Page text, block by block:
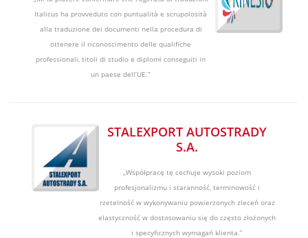
Italicus ha provveduto con puntualità e scrupolosità
alla traduzione dei documenti nella procedura di
ottenere il riconoscimento delle qualifiche
professionali, titoli di studio e diplomi conseguiti in
un paese dell’UE.”
STALEXPORT AUTOSTRADY
S.A.
„Współpracę tę cechuje wysoki poziom
profesjonalizmu i staranność, terminowość i
rzetelność w wykonywaniu powierzonych zleceń oraz
elastyczność w dostosowaniu się do często złożonych
i specyficznych wymagań klienta.”